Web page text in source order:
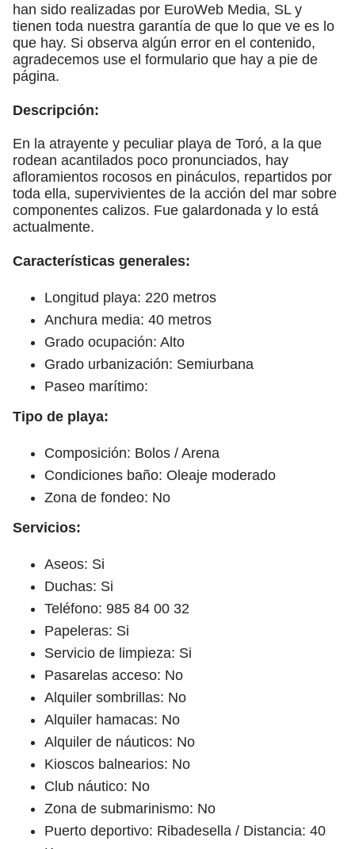
han sido realizadas por EuroWeb Media, SL y
tienen toda nuestra garantía de que lo que ve es lo
que hay. Si observa algún error en el contenido,
agradecemos use el formulario que hay a pie de
página.
Descripción:
En la atrayente y peculiar playa de Toró, a la que
rodean acantilados poco pronunciados, hay
afloramientos rocosos en pináculos, repartidos por
toda ella, supervivientes de la acción del mar sobre
componentes calizos. Fue galardonada y lo está
actualmente.
Características generales:
Longitud playa: 220 metros
Anchura media: 40 metros
Grado ocupación: Alto
Grado urbanización: Semiurbana
Paseo marítimo:
Tipo de playa:
Composición: Bolos / Arena
Condiciones baño: Oleaje moderado
Zona de fondeo: No
Servicios:
Aseos: Si
Duchas: Si
Teléfono: 985 84 00 32
Papeleras: Si
Servicio de limpieza: Si
Pasarelas acceso: No
Alquiler sombrillas: No
Alquiler hamacas: No
Alquiler de náuticos: No
Kioscos balnearios: No
Club náutico: No
Zona de submarinismo: No
Puerto deportivo: Ribadesella / Distancia: 40